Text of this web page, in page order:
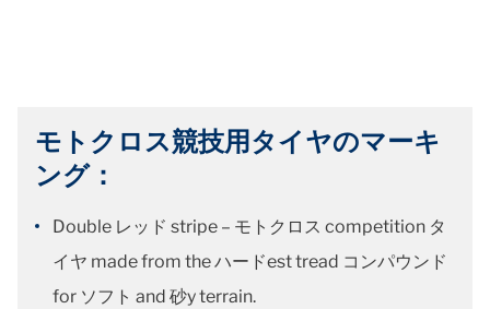
モトクロス競技用タイヤのマーキ
ング：
Double レッド stripe – モトクロス competition タ
イヤ made from the ハードest tread コンパウンド
for ソフト and 砂y terrain.